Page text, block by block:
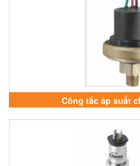
Công tắc áp suất